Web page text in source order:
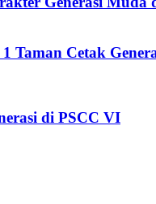
Taman Cetak
di PSCC VI